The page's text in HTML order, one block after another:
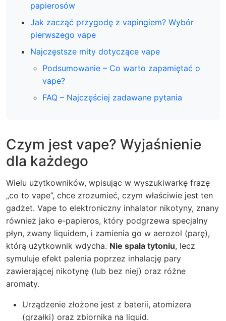
papierosów
Jak zacząć przygodę z vapingiem? Wybór
pierwszego vape
Najczęstsze mity dotyczące vape
Podsumowanie – Co warto zapamiętać o
vape?
FAQ – Najczęściej zadawane pytania
Czym jest vape? Wyjaśnienie
dla każdego
Wielu użytkowników, wpisując w wyszukiwarkę frazę
„co to vape”, chce zrozumieć, czym właściwie jest ten
gadżet. Vape to elektroniczny inhalator nikotyny, znany
również jako e-papieros, który podgrzewa specjalny
płyn, zwany liquidem, i zamienia go w aerozol (parę),
którą użytkownik wdycha. Nie spala tytoniu, lecz
symuluje efekt palenia poprzez inhalację pary
zawierającej nikotynę (lub bez niej) oraz różne
aromaty.
Urządzenie złożone jest z baterii, atomizera
(grzałki) oraz zbiornika na liquid.